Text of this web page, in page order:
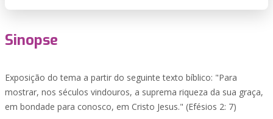
Sinopse
Exposição do tema a partir do seguinte texto bíblico: "Para
mostrar, nos séculos vindouros, a suprema riqueza da sua graça,
em bondade para conosco, em Cristo Jesus." (Efésios 2: 7)